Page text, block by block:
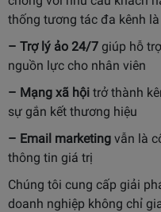
thống tương tác đa kênh
– Trợ lý ảo 24/7 giúp hỗ
nguồn lực cho nhân viên
– Mạng xã hội trở thành
sự gắn kết thương hiệu
– Email marketing vẫn là
thông tin giá trị
Chúng tôi cung cấp giải
doanh nghiệp không chỉ